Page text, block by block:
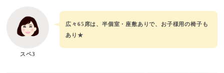
スペ3
広々65席は、半個室・座敷ありで、お子様用の椅子も
あり★